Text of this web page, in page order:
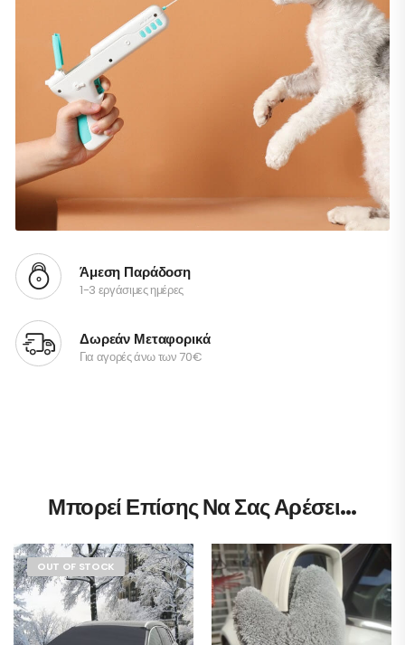
Άμεση Παράδοση
1-3 εργάσιμες ημέρες
Δωρεάν Μεταφορικά
Για αγορές άνω των 70€
Μπορεί Επίσης Να Σας Αρέσει…
OUT OF STOCK